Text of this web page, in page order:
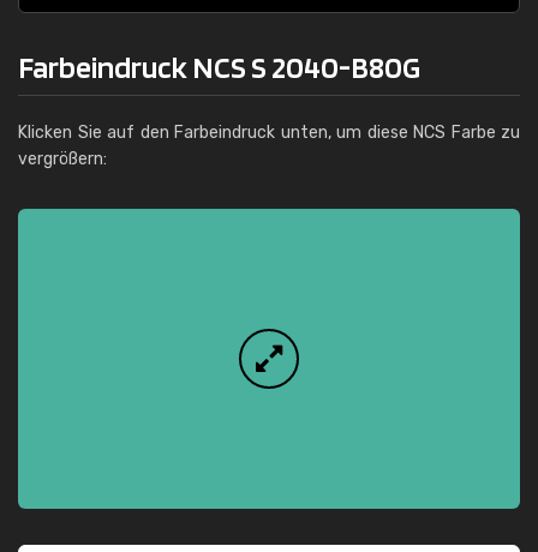
Farbeindruck NCS S 2040-B80G
Klicken Sie auf den Farbeindruck unten, um diese NCS Farbe zu
vergrößern: